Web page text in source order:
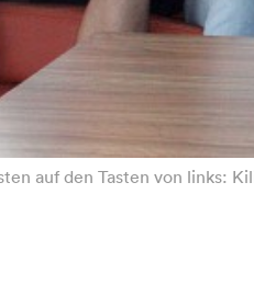
auf den Tasten von links: